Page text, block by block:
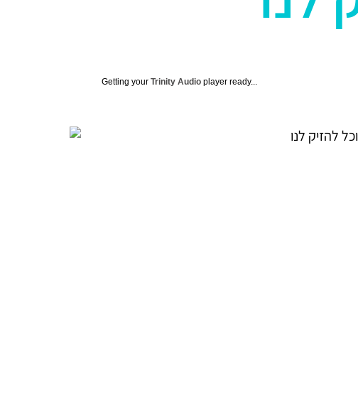
Getting your Trinity Audio player ready...